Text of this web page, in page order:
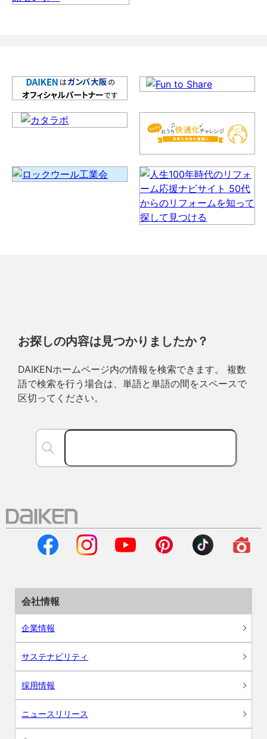
お探しの内容は見つかりましたか？
DAIKENホームページ内の情報を検索できます。 複数
語で検索を行う場合は、単語と単語の間をスペースで
区切ってください。
会社情報
企業情報
サステナビリティ
採用情報
ニュースリリース